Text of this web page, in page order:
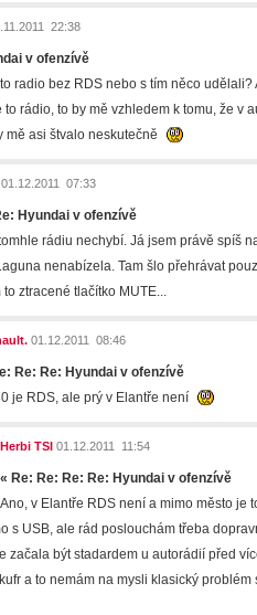
22:38
v ofenzívě
radio bez RDS nebo s tím něco
rádio, to by mě vzhledem k tomu, že v
mě asi štvalo neskutečně
01.12.2011 07:33
Hyundai v ofenzívě
rádiu nechybí. Já jsem právě spíš
nenabízela. Tam šlo přehrávat
ztracené tlačítko MUTE...
01.12.2011 08:46
Re: Re: Hyundai v ofenzívě
je RDS, ale prý v Elantře není
Herbi TSI 01.12.2011 11:54
« Re: Re: Re: Re: Hyundai v ofenzívě
Ano, v Elantře RDS není a mimo město je
s USB, ale rád poslouchám třeba
začala být stadardem u autorádií před
a to nemám na mysli klasický